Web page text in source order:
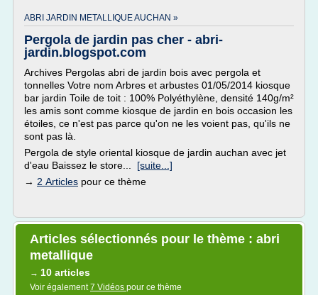
ABRI JARDIN METALLIQUE AUCHAN »
Pergola de jardin pas cher - abri-
jardin.blogspot.com
Archives Pergolas abri de jardin bois avec pergola et
tonnelles Votre nom Arbres et arbustes 01/05/2014 kiosque
bar jardin Toile de toit : 100% Polyéthylène, densité 140g/m²
les amis sont comme kiosque de jardin en bois occasion les
étoiles, ce n'est pas parce qu'on ne les voient pas, qu'ils ne
sont pas là.
Pergola de style oriental kiosque de jardin auchan avec jet
d'eau Baissez le store... [suite...]
→ 2 Articles pour ce thème
Articles sélectionnés pour le thème : abri
metallique
→ 10 articles
Voir également7 Vidéos pour ce thème